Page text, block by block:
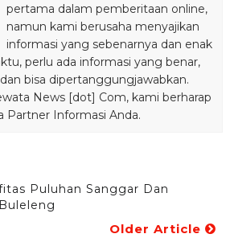
pertama dalam pemberitaan online,
namun kami berusaha menyajikan
informasi yang sebenarnya dan enak
perlu ada informasi yang benar,
bisa dipertanggungjawabkan.
News [dot] Com, kami berharap
Partner Informasi Anda.
Puluhan Sanggar Dan
Older Article